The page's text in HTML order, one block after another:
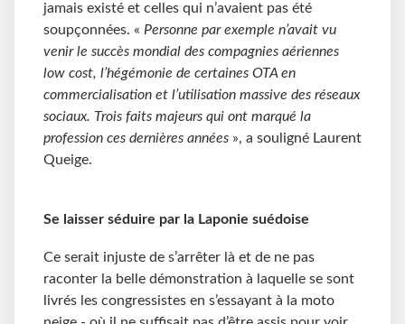
jamais existé et celles qui n’avaient pas été
soupçonnées. « Personne par exemple n’avait vu
venir le succès mondial des compagnies aériennes
low cost, l’hégémonie de certaines OTA en
commercialisation et l’utilisation massive des réseaux
sociaux. Trois faits majeurs qui ont marqué la
profession ces dernières années », a souligné Laurent
Queige.
Se laisser séduire par la Laponie suédoise
Ce serait injuste de s’arrêter là et de ne pas
raconter la belle démonstration à laquelle se sont
livrés les congressistes en s’essayant à la moto